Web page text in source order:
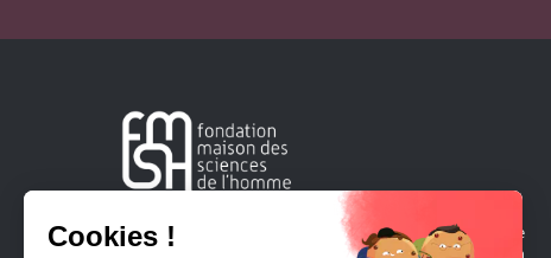
Créée en 1963, la Fondation Maison Sciences de l'Homme
soutient la recherche et la diffusion des connaissances en